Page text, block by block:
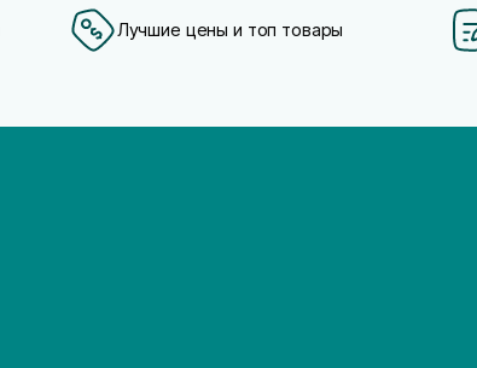
Лучшие цены и топ товары